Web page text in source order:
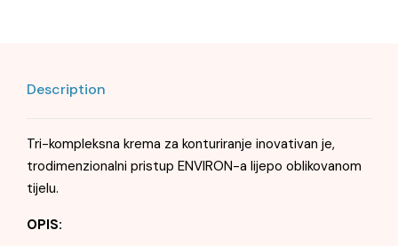
Description
Tri-kompleksna krema za konturiranje inovativan je,
trodimenzionalni pristup ENVIRON-a lijepo oblikovanom
tijelu.
OPIS: